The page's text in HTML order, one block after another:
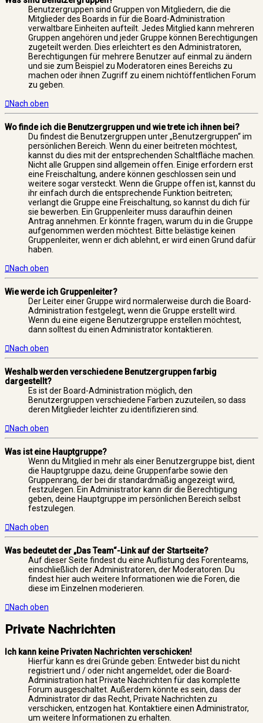
Benutzergruppen sind Gruppen von Mitgliedern, die die
Mitglieder des Boards in für die Board-Administration
verwaltbare Einheiten aufteilt. Jedes Mitglied kann mehreren
Gruppen angehören und jeder Gruppe können Berechtigungen
zugeteilt werden. Dies erleichtert es den Administratoren,
Berechtigungen für mehrere Benutzer auf einmal zu ändern
und sie zum Beispiel zu Moderatoren eines Bereichs zu
machen oder ihnen Zugriff zu einem nichtöffentlichen Forum
zu geben.
Nach oben
Wo finde ich die Benutzergruppen und wie trete ich ihnen bei?
Du findest die Benutzergruppen unter „Benutzergruppen“ im
persönlichen Bereich. Wenn du einer beitreten möchtest,
kannst du dies mit der entsprechenden Schaltfläche machen.
Nicht alle Gruppen sind allgemein offen. Einige erfordern erst
eine Freischaltung, andere können geschlossen sein und
weitere sogar versteckt. Wenn die Gruppe offen ist, kannst du
ihr einfach durch die entsprechende Funktion beitreten;
verlangt die Gruppe eine Freischaltung, so kannst du dich für
sie bewerben. Ein Gruppenleiter muss daraufhin deinen
Antrag annehmen. Er könnte fragen, warum du in die Gruppe
aufgenommen werden möchtest. Bitte belästige keinen
Gruppenleiter, wenn er dich ablehnt, er wird einen Grund dafür
haben.
Nach oben
Wie werde ich Gruppenleiter?
Der Leiter einer Gruppe wird normalerweise durch die Board-
Administration festgelegt, wenn die Gruppe erstellt wird.
Wenn du eine eigene Benutzergruppe erstellen möchtest,
dann solltest du einen Administrator kontaktieren.
Nach oben
Weshalb werden verschiedene Benutzergruppen farbig
dargestellt?
Es ist der Board-Administration möglich, den
Benutzergruppen verschiedene Farben zuzuteilen, so dass
deren Mitglieder leichter zu identifizieren sind.
Nach oben
Was ist eine Hauptgruppe?
Wenn du Mitglied in mehr als einer Benutzergruppe bist, dient
die Hauptgruppe dazu, deine Gruppenfarbe sowie den
Gruppenrang, der bei dir standardmäßig angezeigt wird,
festzulegen. Ein Administrator kann dir die Berechtigung
geben, deine Hauptgruppe im persönlichen Bereich selbst
festzulegen.
Nach oben
Was bedeutet der „Das Team“-Link auf der Startseite?
Auf dieser Seite findest du eine Auflistung des Forenteams,
einschließlich der Administratoren, der Moderatoren. Du
findest hier auch weitere Informationen wie die Foren, die
diese im Einzelnen moderieren.
Nach oben
Private Nachrichten
Ich kann keine Privaten Nachrichten verschicken!
Hierfür kann es drei Gründe geben: Entweder bist du nicht
registriert und / oder nicht angemeldet, oder die Board-
Administration hat Private Nachrichten für das komplette
Forum ausgeschaltet. Außerdem könnte es sein, dass der
Administrator dir das Recht, Private Nachrichten zu
verschicken, entzogen hat. Kontaktiere einen Administrator,
um weitere Informationen zu erhalten.